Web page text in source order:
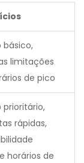
básico,
limitações
de pico
prioritário,
rápidas,
horários de